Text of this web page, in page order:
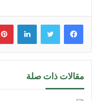
مقالات ذات صلة